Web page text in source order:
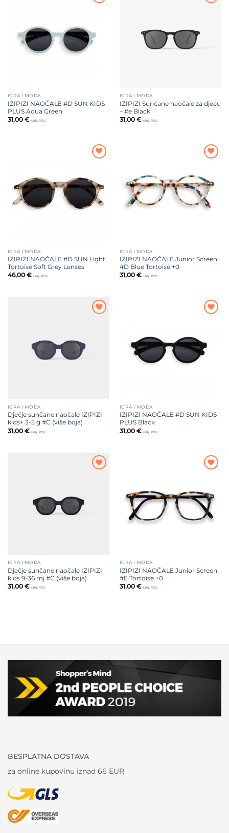
IGRA I MODA
IZIPIZI NAOČALE #D SUN KIDS
PLUS Aqua Green
31,00 € uklj. PDV
IGRA I MODA
IZIPIZI Sunčane naočale za djecu
– #e Black
31,00 € uklj. PDV
želja
IGRA I MODA
IZIPIZI NAOČALE #D SUN Light
Tortoise Soft Grey Lenses
46,00 € uklj. PDV
želja
IGRA I MODA
IZIPIZI NAOČALE Junior Screen
#D Blue Tortoise +0
31,00 € uklj. PDV
IGRA I MODA
Dječje sunčane naočale IZIPIZI
kids+ 3-5 g #C (više boja)
31,00 € uklj. PDV
IGRA I MODA
IZIPIZI NAOČALE #D SUN KIDS
PLUS Black
31,00 € uklj. PDV
IGRA I MODA
Dječje sunčane naočale IZIPIZI
kids 9-36 mj #C (više boja)
31,00 € uklj. PDV
IGRA I MODA
IZIPIZI NAOČALE Junior Screen
#E Tortoise +0
31,00 € uklj. PDV
BESPLATNA DOSTAVA
za online kupovinu iznad 66 EUR